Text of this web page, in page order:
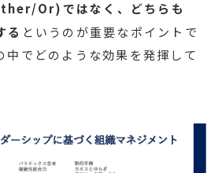
Or)ではなく、どちらも
る というのが重要なポイントで
中でどのような効果を発揮して